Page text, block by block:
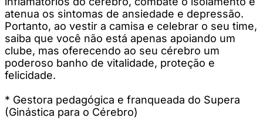
atenua os sintomas de ansiedade e depressão.
Portanto, ao vestir a camisa e celebrar o seu time,
saiba que você não está apenas apoiando um
clube, mas oferecendo ao seu cérebro um
poderoso banho de vitalidade, proteção e
felicidade.
* Gestora pedagógica e franqueada do Supera
(Ginástica para o Cérebro)